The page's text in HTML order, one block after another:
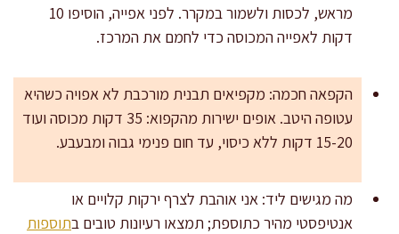
מראש, לכסות ולשמור במקרר. לפני אפייה, הוסיפו 10
דקות לאפייה המכוסה כדי לחמם את המרכז.
הקפאה חכמה: מקפיאים תבנית מורכבת לא אפויה כשהיא
עטופה היטב. אופים ישירות מהקפוא: 35 דקות מכוסה ועוד
15-20 דקות ללא כיסוי, עד חום פנימי גבוה ומבעבע.
מה מגישים ליד: אני אוהבת לצרף ירקות קלויים או
אנטיפסטי מהיר כתוספת; תמצאו רעיונות טובים בתוספות